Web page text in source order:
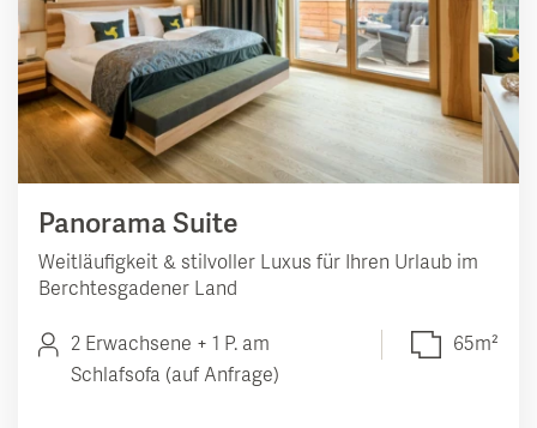
Panorama Suite
Weitläufigkeit & stilvoller Luxus für Ihren Urlaub im
Berchtesgadener Land
2 Erwachsene + 1 P. am
Schlafsofa (auf Anfrage)
65m²